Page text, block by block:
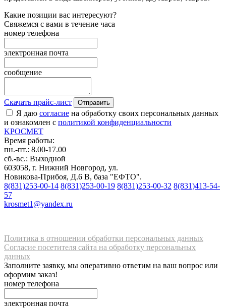
Какие позиции вас интересуют?
Свяжемся с вами в течение часа
номер телефона
электронная почта
сообщение
Скачать прайс-лист Отправить
Я даю согласие на обработку своих персональных данных
и ознакомлен с политикой конфиденциальности
KРОСМЕТ
Время работы:
пн.-пт.: 8.00-17.00
сб.-вс.: Выходной
603058, г. Нижний Новгород, ул.
Новикова-Прибоя, Д.6 В, база "ЕФТО".
8(831)253-00-14 8(831)253-00-19 8(831)253-00-32 8(831)413-54-
57
krosmet1@yandex.ru
Политика в отношении обработки персональных данных
Согласие посетителя сайта на обработку персональных
данных
Заполните заявку, мы оперативно ответим на ваш вопрос или
оформим заказ!
номер телефона
электронная почта